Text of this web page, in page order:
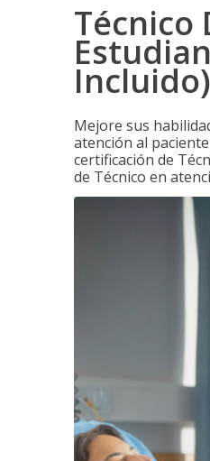
Técnico
Incluido)
Mejore sus
atención al
certificación de
de Técnico en